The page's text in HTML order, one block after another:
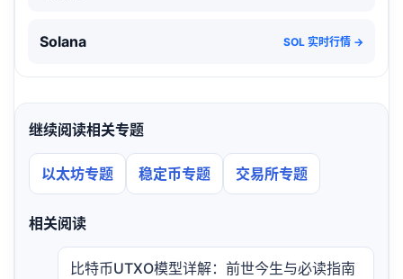
Solana SOL 实时行情 →
继续阅读相关专题
以太坊专题 稳定币专题 交易所专题
相关阅读
比特币UTXO模型详解：前世今生与必读指南